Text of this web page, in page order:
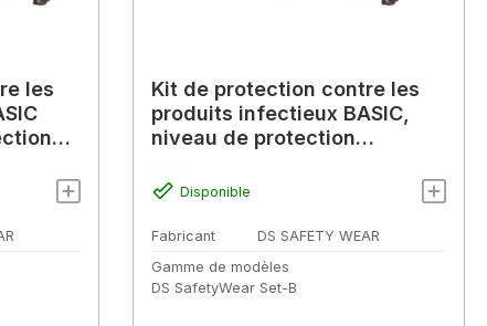
les
Kit de protection contre les
produits infectieux BASIC,
niveau de protection
Disponible
Fabricant
DS SAFETY WEAR
Gamme de modèles
DS SafetyWear Set-B